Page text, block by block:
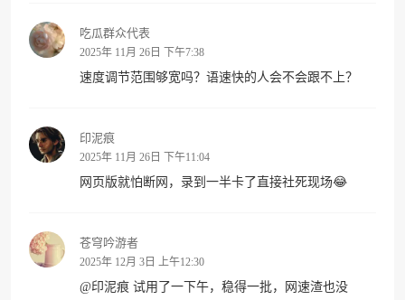
吃瓜群众代表
2025年 11月 26日 下午7:38
速度调节范围够宽吗？语速快的人会不会跟不上？
印泥痕
2025年 11月 26日 下午11:04
网页版就怕断网，录到一半卡了直接社死现场😂
苍穹吟游者
2025年 12月 3日 上午12:30
@印泥痕 试用了一下午，稳得一批，网速渣也没